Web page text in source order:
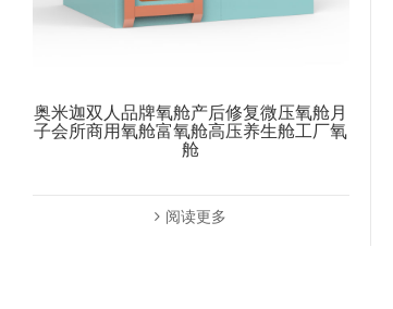
奥米迦双人品牌氧舱产后修复微压氧舱月
子会所商用氧舱富氧舱高压养生舱工厂氧
舱
阅读更多